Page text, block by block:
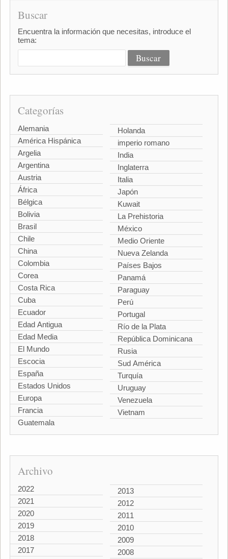
Buscar
Encuentra la información que necesitas, introduce el
tema:
Categorías
Alemania
América Hispánica
Argelia
Argentina
Austria
África
Bélgica
Bolivia
Brasil
Chile
China
Colombia
Corea
Costa Rica
Cuba
Ecuador
Edad Antigua
Edad Media
El Mundo
Escocia
España
Estados Unidos
Europa
Francia
Guatemala
Holanda
imperio romano
India
Inglaterra
Italia
Japón
Kuwait
La Prehistoria
México
Medio Oriente
Nueva Zelanda
Países Bajos
Panamá
Paraguay
Perú
Portugal
Río de la Plata
República Dominicana
Rusia
Sud América
Turquía
Uruguay
Venezuela
Vietnam
Archivo
2022
2021
2020
2019
2018
2017
2013
2012
2011
2010
2009
2008